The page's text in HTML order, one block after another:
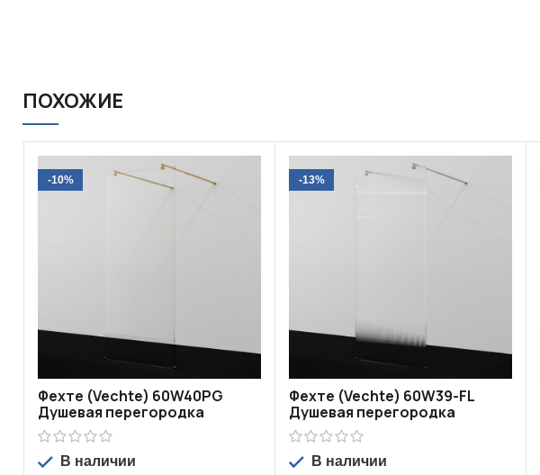
ПОХОЖИЕ
-10%
Фехте (Vechte) 60W40PG
Душевая перегородка
В наличии
-13%
Фехте (Vechte) 60W39-FL
Душевая перегородка
В наличии